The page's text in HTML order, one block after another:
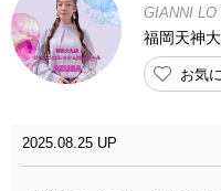
GIANNI LO
福岡天神
お気
2025.08.25 UP